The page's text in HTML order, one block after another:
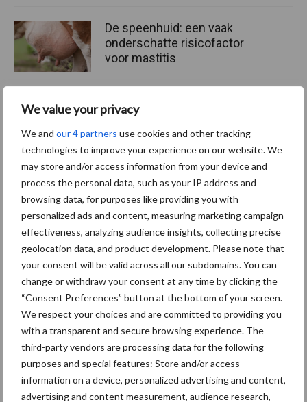
We value your privacy
We and our 4 partners use cookies and other tracking
technologies to improve your experience on our website. We
may store and/or access information from your device and
process the personal data, such as your IP address and
browsing data, for purposes like providing you with
personalized ads and content, measuring marketing campaign
effectiveness, analyzing audience insights, collecting precise
geolocation data, and product development. Please note that
your consent will be valid across all our subdomains. You can
change or withdraw your consent at any time by clicking the
“Consent Preferences” button at the bottom of your screen.
We respect your choices and are committed to providing you
with a transparent and secure browsing experience. The
third-party vendors are processing data for the following
purposes and special features: Store and/or access
information on a device, personalized advertising and content,
advertising and content measurement, audience research,
De speenhuid: een vaak
onderschatte risicofactor
voor mastitis
ForFarmers ziet volume en
marktaandeel groeien in
krimpende Nederlandse
markt
Themapagina's
Diergezondheid Bemesting Fokkerij
Bedrijfsnieuws
Ligbox &
Voerhekken